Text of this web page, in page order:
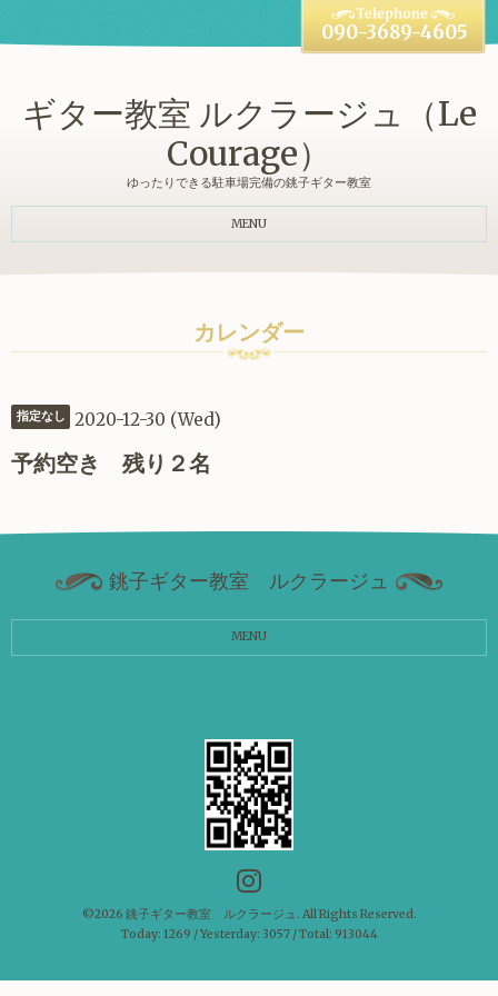
ギター教室 ルクラージュ（Le
Courage）
ゆったりできる駐車場完備の銚子ギター教室
090-3689-4605
MENU
カレンダー
指定なし 2020-12-30 (Wed)
予約空き 残り２名
銚子ギター教室 ルクラージュ
MENU
©2026 銚子ギター教室 ルクラージュ . All Rights Reserved.
Today: 1269 / Yesterday: 3057/ Total: 913044